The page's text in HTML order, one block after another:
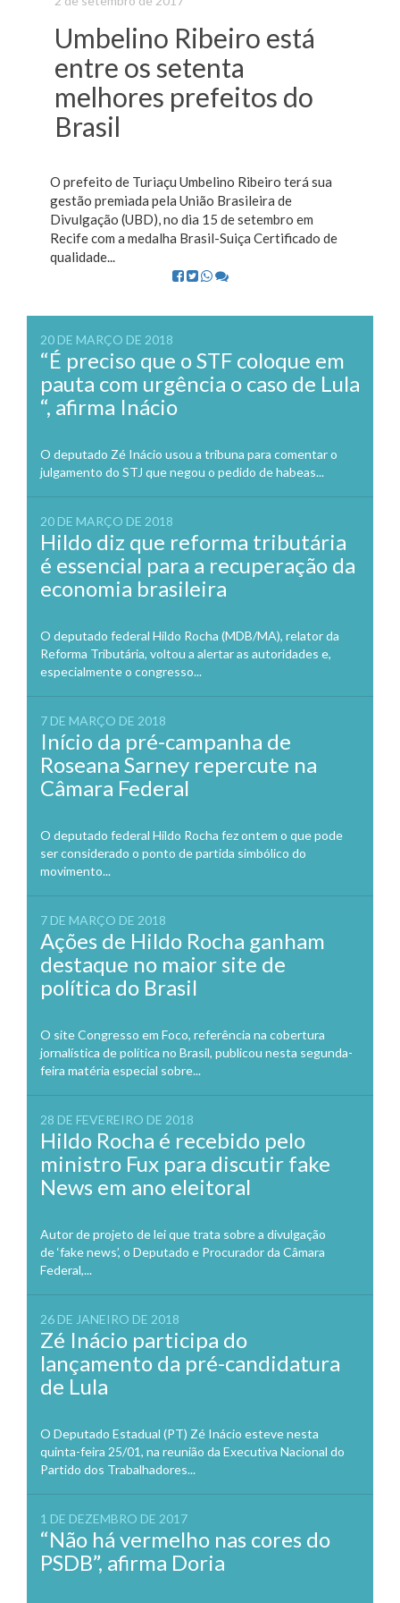
Umbelino Ribeiro está
entre os setenta
melhores prefeitos do
Brasil
O prefeito de Turiaçu Umbelino Ribeiro terá sua
gestão premiada pela União Brasileira de
Divulgação (UBD), no dia 15 de setembro em
Recife com a medalha Brasil-Suiça Certificado de
qualidade...
20 DE MARÇO DE 2018
“É preciso que o STF coloque em
pauta com urgência o caso de Lula
“, afirma Inácio
O deputado Zé Inácio usou a tribuna para comentar o
julgamento do STJ que negou o pedido de habeas...
20 DE MARÇO DE 2018
Hildo diz que reforma tributária
é essencial para a recuperação da
economia brasileira
O deputado federal Hildo Rocha (MDB/MA), relator da
Reforma Tributária, voltou a alertar as autoridades e,
especialmente o congresso...
7 DE MARÇO DE 2018
Início da pré-campanha de
Roseana Sarney repercute na
Câmara Federal
O deputado federal Hildo Rocha fez ontem o que pode
ser considerado o ponto de partida simbólico do
movimento...
7 DE MARÇO DE 2018
Ações de Hildo Rocha ganham
destaque no maior site de
política do Brasil
O site Congresso em Foco, referência na cobertura
jornalística de política no Brasil, publicou nesta segunda-
feira matéria especial sobre...
28 DE FEVEREIRO DE 2018
Hildo Rocha é recebido pelo
ministro Fux para discutir fake
News em ano eleitoral
Autor de projeto de lei que trata sobre a divulgação
de ‘fake news’, o Deputado e Procurador da Câmara
Federal,...
26 DE JANEIRO DE 2018
Zé Inácio participa do
lançamento da pré-candidatura
de Lula
O Deputado Estadual (PT) Zé Inácio esteve nesta
quinta-feira 25/01, na reunião da Executiva Nacional do
Partido dos Trabalhadores...
1 DE DEZEMBRO DE 2017
“Não há vermelho nas cores do
PSDB”, afirma Doria